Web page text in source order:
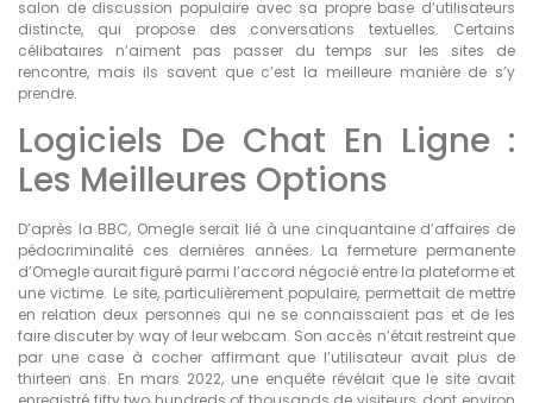
salon de discussion populaire avec sa propre base d’utilisateurs
distincte, qui propose des conversations textuelles. Certains
célibataires n’aiment pas passer du temps sur les sites de
rencontre, mais ils savent que c’est la meilleure manière de s’y
prendre.
Logiciels De Chat En Ligne :
Les Meilleures Options
D’après la BBC, Omegle serait lié à une cinquantaine d’affaires de
pédocriminalité ces dernières années. La fermeture permanente
d’Omegle aurait figuré parmi l’accord négocié entre la plateforme et
une victime. Le site, particulièrement populaire, permettait de mettre
en relation deux personnes qui ne se connaissaient pas et de les
faire discuter by way of leur webcam. Son accès n’était restreint que
par une case à cocher affirmant que l’utilisateur avait plus de
thirteen ans. En mars 2022, une enquête révélait que le site avait